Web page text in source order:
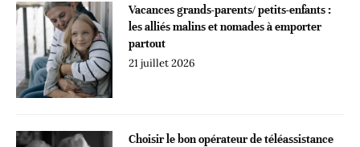
Vacances grands-parents/ petits-enfants :
les alliés malins et nomades à emporter
partout
21 juillet 2026
Choisir le bon opérateur de téléassistance